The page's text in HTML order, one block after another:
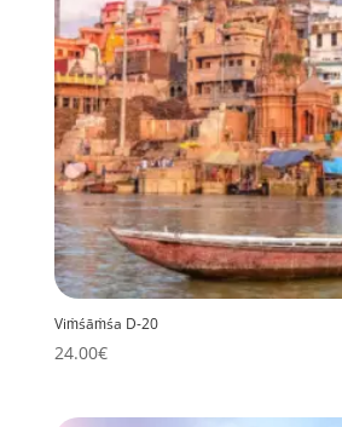
Viṁśāṁśa D-20
24.00€